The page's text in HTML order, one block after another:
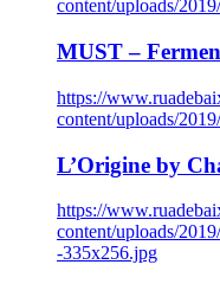
content/uploads/
MUST –
https://
content/uploads/
L’Origine by
https://
content/uploads/
-335x256.jpg